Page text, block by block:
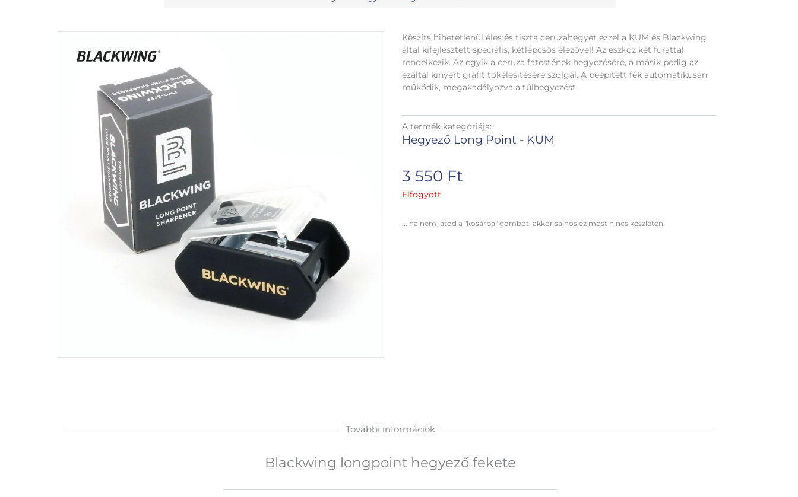
Készíts hihetetlenül éles és tiszta ceruzahegyet ezzel a KUM és Blackwing
által kifejlesztett speciális, kétlépcsős élezővel! Az eszköz két furattal
rendelkezik. Az egyik a ceruza fatestének hegyezésére, a másik pedig az
ezáltal kinyert grafit tökélesítésére szolgál. A beépített fék automatikusan
működik, megakadályozva a túlhegyezést.
A termék kategóriája:
Hegyező Long Point - KUM
3 550 Ft
Elfogyott
... ha nem látod a "kosárba" gombot, akkor sajnos ez most nincs készleten.
További információk
Blackwing longpoint hegyező fekete